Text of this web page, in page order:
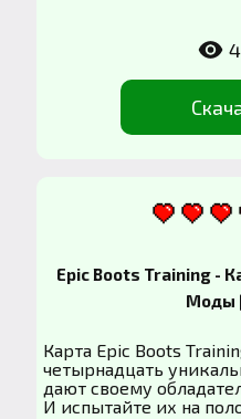
Epic Boots Training -
Моды
Карта Epic Boots
четырнадцать
дают своему
И испытайте их на